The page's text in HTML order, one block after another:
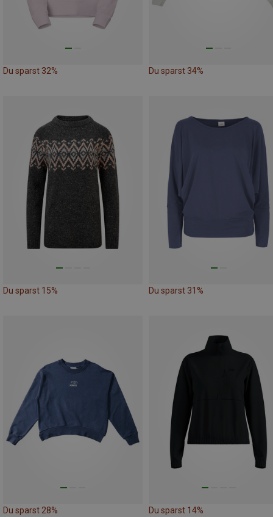
Du sparst 32% Du sparst 34%
Du sparst 15% Du sparst 31%
Du sparst 28% Du sparst 14%